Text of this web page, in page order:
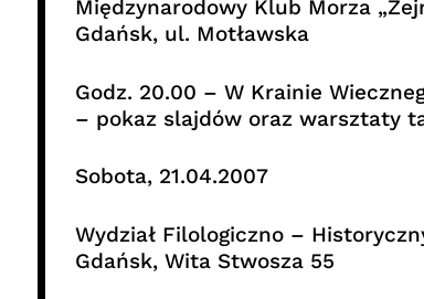
Międzynarodowy Klub Morza
Gdańsk, ul. Motławska
Godz. 20.00 – W Krainie
– pokaz slajdów oraz warsztaty
Sobota, 21.04.2007
Wydział Filologiczno –
Gdańsk, Wita Stwosza 55